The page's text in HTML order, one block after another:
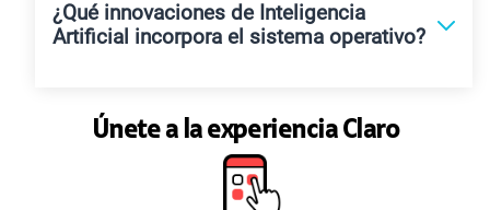
¿Qué innovaciones de Inteligencia
Artificial incorpora el sistema operativo?
Únete a la experiencia Claro